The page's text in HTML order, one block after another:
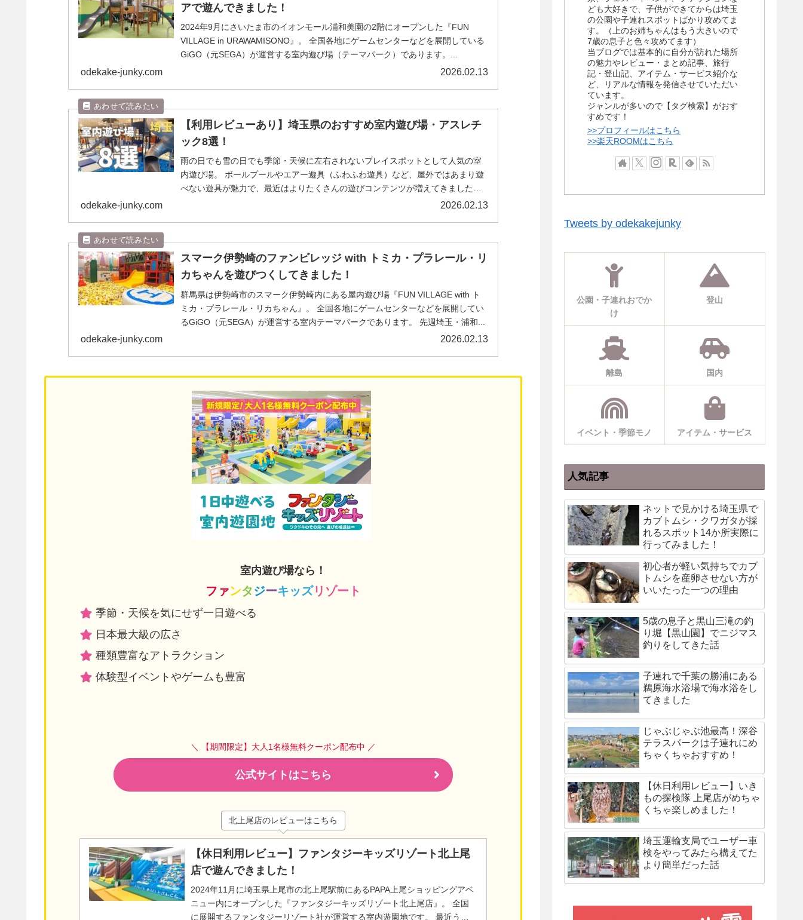
アで遊んできました！
2024年9月にさいたま市のイオンモール浦和美園の2階にオープンした『FUN
VILLAGE in URAWAMISONO』。 全国各地にゲームセンターなどを展開している
GiGO（元SEGA）が運営する室内遊び場（テーマパーク）であります。...
odekake-junky.com 2026.02.13
【利用レビューあり】埼玉県のおすすめ室内遊び場・アスレチ
ック8選！
雨の日でも雪の日でも季節・天候に左右されないプレイスポットとして人気の室
内遊び場。 ボールプールやエアー遊具（ふわふわ遊具）など、屋外ではあまり遊
べない遊具が魅力で、最近はよりたくさんの遊びコンテンツが増えてきました。
odekake-junky.com 2026.02.13
スマーク伊勢崎のファンビレッジ with トミカ・プラレール・リ
カちゃんを遊びつくしてきました！
群馬県は伊勢崎市のスマーク伊勢崎内にある屋内遊び場『FUN VILLAGE with ト
ミカ・プラレール・リカちゃん』。 全国各地にゲームセンターなどを展開してい
るGiGO（元SEGA）が運営する室内テーマパークであります。 先週埼玉・浦和...
odekake-junky.com 2026.02.13
室内遊び場なら！
ファンタジーキッズリゾート
季節・天候を気にせず一日遊べる
日本最大級の広さ
種類豊富なアトラクション
体験型イベントやゲームも豊富
＼ 【期間限定】大人1名様無料クーポン配布中 ／
公式サイトはこちら
北上尾店のレビューはこちら
【休日利用レビュー】ファンタジーキッズリゾート北上尾
店で遊んできました！
2024年11月に埼玉県上尾市の北上尾駅前にあるPAPA上尾ショッピングアベ
ニュー内にオープンした『ファンタジーキッズリゾート北上尾店』。 全国
に展開するファンタジーリゾート社が運営する室内遊園地です。 最近うち
ども大好きで、子供ができてからは埼玉
の公園や子連れスポットばかり攻めてま
す。（上のお姉ちゃんはもう大きいので
7歳の息子と色々攻めてます）
当ブログでは基本的に自分が訪れた場所
の魅力やレビュー・まとめ記事、旅行
記・登山記、アイテム・サービス紹介な
ど、リアルな情報を発信させていただい
ています。
ジャンルが多いので【タグ検索】がおす
すめです！
>>プロフィールはこちら
>>楽天ROOMはこちら
Tweets by odekakejunky
公園・子連れおでか
け
登山
離島 国内
イベント・季節モノ アイテム・サービス
人気記事
ネットで見かける埼玉県で
カブトムシ・クワガタが採
れるスポット14か所実際に
行ってみました！
初心者が軽い気持ちでカブ
トムシを産卵させない方が
いいたった一つの理由
5歳の息子と黒山三滝の釣
り堀【黒山園】でニジマス
釣りをしてきた話
子連れで千葉の勝浦にある
鵜原海水浴場で海水浴をし
てきました
じゃぶじゃぶ池最高！深谷
テラスパークは子連れにめ
ちゃくちゃおすすめ！
【休日利用レビュー】いき
もの探検隊 上尾店がめちゃ
くちゃ楽しめました！
埼玉運輸支局でユーザー車
検をやってみたら構えてた
より簡単だった話